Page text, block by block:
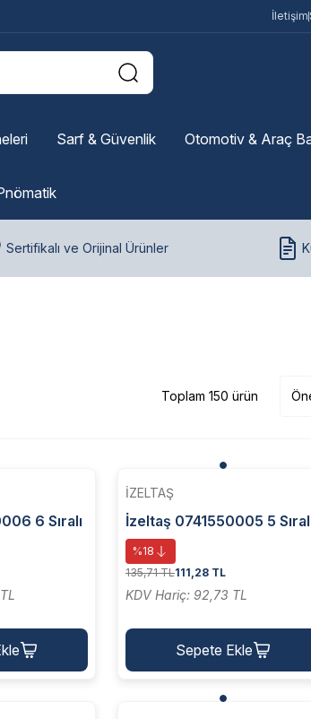
İletişim
Sarf & Güvenlik Otomotiv & Araç
Sertifikalı ve Orijinal Ürünler
Toplam 150 ürün
6 Sıralı
İZELTAŞ
İzeltaş 0741550005 5
Tel Fırça Ağaç Saplı
%18
135,71 TL111,28 TL
KDV Hariç: 92,73 TL
Sepete Ekle